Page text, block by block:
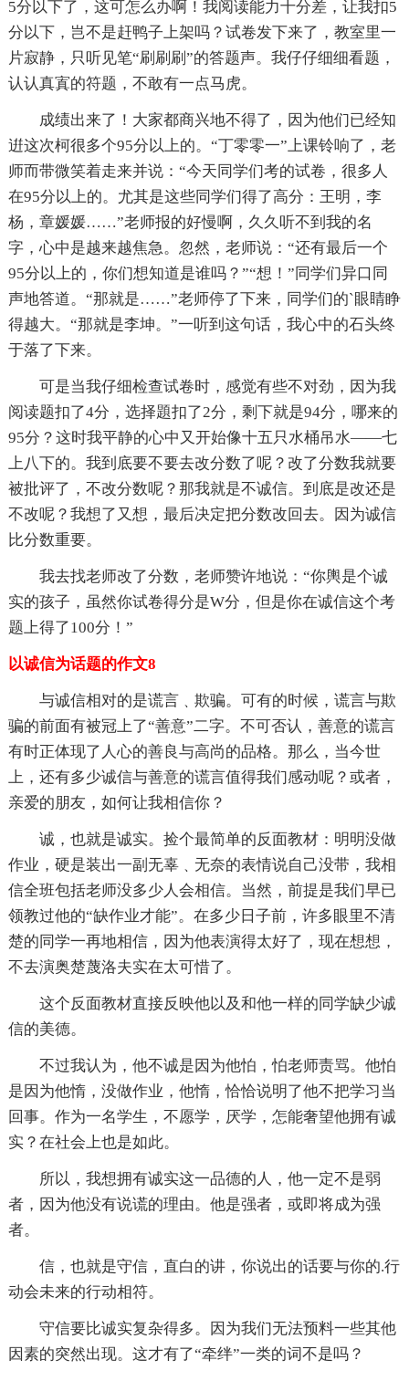
5分以下了，这可怎么办啊！我阅读能力十分差，让我扣5
分以下，岂不是赶鸭子上架吗？试卷发下来了，教室里一
片寂静，只听见笔“刷刷刷”的答题声。我仔仔细细看题，
认认真寘的符题，不敢有一点马虎。
成绩出来了！大家都商兴地不得了，因为他们已经知
逬这次柯很多个95分以上的。“丁零零一”上课铃响了，老
师而带微笑着走来并说：“今天同学们考的试卷，很多人
在95分以上的。尤其是这些同学们得了高分：王明，李
杨，章媛媛……”老师报的好慢啊，久久听不到我的名
字，心中是越来越焦急。忽然，老师说：“还有最后一个
95分以上的，你们想知道是谁吗？”“想！”同学们异口同
声地答道。“那就是……”老师停了下来，同学们的`眼睛睁
得越大。“那就是李坤。”一听到这句话，我心中的石头终
于落了下来。
可是当我仔细检查试卷时，感觉有些不对劲，因为我
阅读题扣了4分，选择題扣了2分，剩下就是94分，哪来的
95分？这时我平静的心中又开始像十五只水桶吊水——七
上八下的。我到底要不要去改分数了呢？改了分数我就要
被批评了，不改分数呢？那我就是不诚信。到底是改还是
不改呢？我想了又想，最后决定把分数改回去。因为诚信
比分数重要。
我去找老师改了分数，老师赞许地说：“你輿是个诚
实的孩子，虽然你试卷得分是W分，但是你在诚信这个考
题上得了100分！”
以诚信为话题的作文8
与诚信相对的是谎言﹑欺骗。可有的时候，谎言与欺
骗的前面有被冠上了“善意”二字。不可否认，善意的谎言
有时正体现了人心的善良与高尚的品格。那么，当今世
上，还有多少诚信与善意的谎言值得我们感动呢？或者，
亲爱的朋友，如何让我相信你？
诚，也就是诚实。捡个最简单的反面教材：明明没做
作业，硬是装出一副无辜﹑无奈的表情说自己没带，我相
信全班包括老师没多少人会相信。当然，前提是我们早已
领教过他的“缺作业才能”。在多少日子前，许多眼里不清
楚的同学一再地相信，因为他表演得太好了，现在想想，
不去演奥楚蔑洛夫实在太可惜了。
这个反面教材直接反映他以及和他一样的同学缺少诚
信的美德。
不过我认为，他不诚是因为他怕，怕老师责骂。他怕
是因为他惰，没做作业，他惰，恰恰说明了他不把学习当
回事。作为一名学生，不愿学，厌学，怎能奢望他拥有诚
实？在社会上也是如此。
所以，我想拥有诚实这一品德的人，他一定不是弱
者，因为他没有说谎的理由。他是强者，或即将成为强
者。
信，也就是守信，直白的讲，你说出的话要与你的.行
动会未来的行动相符。
守信要比诚实复杂得多。因为我们无法预料一些其他
因素的突然出现。这才有了“牵绊”一类的词不是吗？